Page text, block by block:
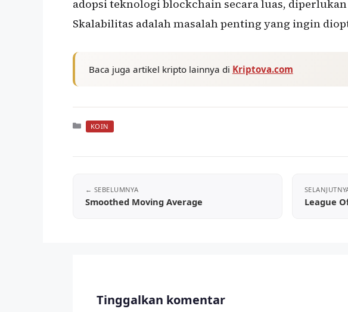
adopsi teknologi blockchain secara luas,
Skalabilitas adalah masalah penting yang ingin
Baca juga artikel kripto lainnya di Kriptova.com
Kategori
KOIN
Smoothed Moving Average League
Tinggalkan komentar